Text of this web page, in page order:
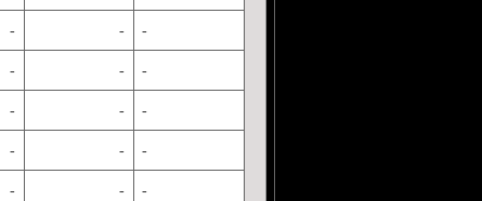
- - -
- - -
- - -
- - -
- - -